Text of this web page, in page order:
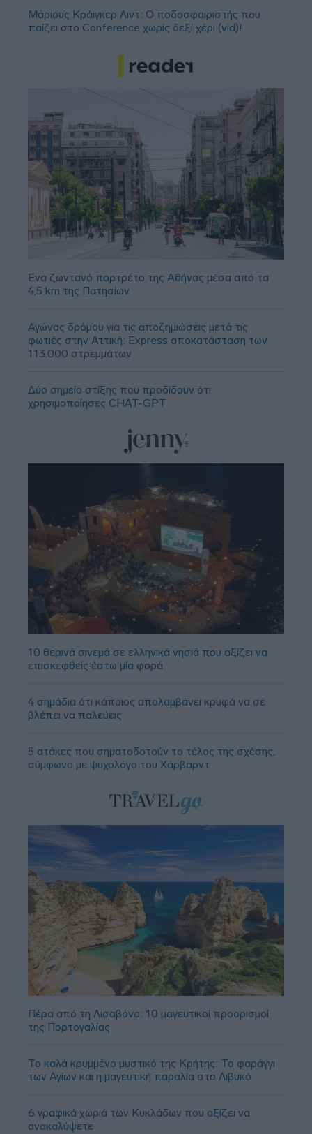
Μάριους Κράιγκερ Λιντ: Ο ποδοσφαιριστής που
παίζει στο Conference χωρίς δεξί χέρι (vid)!
Ένα ζωντανό πορτρέτο της Αθήνας μέσα από τα
4,5 km της Πατησίων
Αγώνας δρόμου για τις αποζημιώσεις μετά τις
φωτιές στην Αττική: Express αποκατάσταση των
113.000 στρεμμάτων
Δύο σημείο στίξης που προδίδουν ότι
χρησιμοποίησες CHAT-GPT
10 θερινά σινεμά σε ελληνικά νησιά που αξίζει να
επισκεφθείς έστω μία φορά
4 σημάδια ότι κάποιος απολαμβάνει κρυφά να σε
βλέπει να παλεύεις
5 ατάκες που σηματοδοτούν το τέλος της σχέσης,
σύμφωνα με ψυχολόγο του Χάρβαρντ
Πέρα από τη Λισαβόνα: 10 μαγευτικοί προορισμοί
της Πορτογαλίας
Το καλά κρυμμένο μυστικό της Κρήτης: Το φαράγγι
των Αγίων και η μαγευτική παραλία στο Λιβυκό
6 γραφικά χωριά των Κυκλάδων που αξίζει να
ανακαλύψετε